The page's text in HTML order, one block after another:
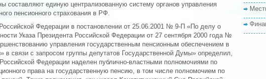
составляют единую централизованную систему органов управления
пенсионного страхования в РФ.
Федерации в постановлении от 25.06.2001 № 9-П «По делу о
Указа Президента Российской Федерации от 27 сентября 2000 года №
управления государственным пенсионным обеспечением в
в связи с запросом группы депутатов Государственной Думы» определил,
Федерации наделен публично-властными полномочиями по
права на государственную пенсию, в том числе полномочием по